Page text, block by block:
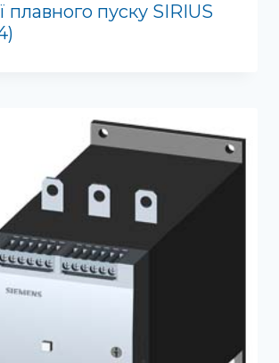
плавного пуску SIRIUS